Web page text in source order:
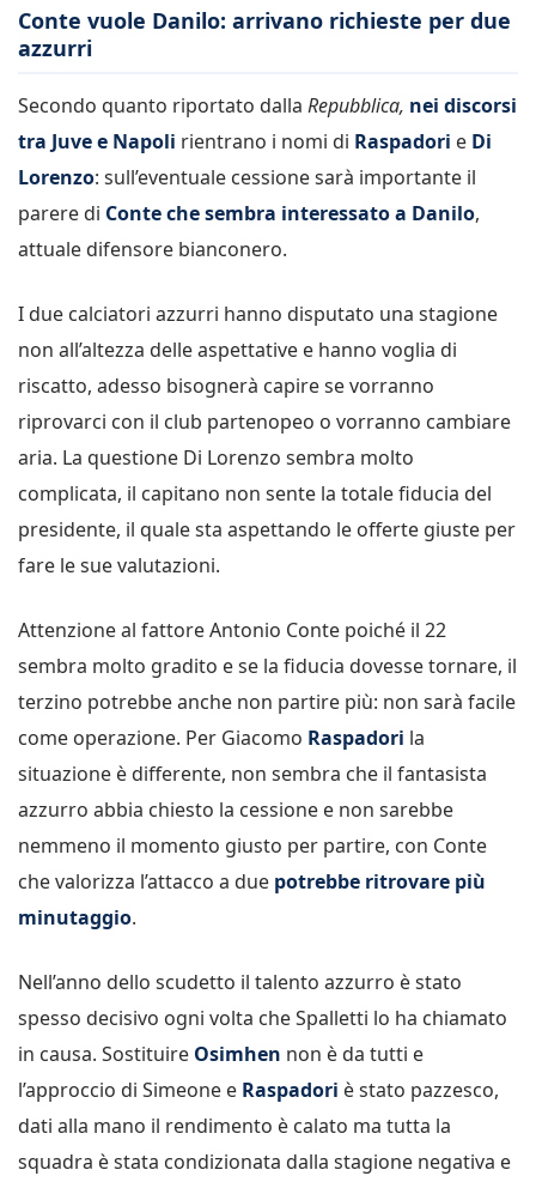
Conte vuole Danilo: arrivano richieste per due
azzurri
Secondo quanto riportato dalla Repubblica, nei discorsi
tra Juve e Napoli rientrano i nomi di Raspadori e Di
Lorenzo: sull’eventuale cessione sarà importante il
parere di Conte che sembra interessato a Danilo,
attuale difensore bianconero.
I due calciatori azzurri hanno disputato una stagione
non all’altezza delle aspettative e hanno voglia di
riscatto, adesso bisognerà capire se vorranno
riprovarci con il club partenopeo o vorranno cambiare
aria. La questione Di Lorenzo sembra molto
complicata, il capitano non sente la totale fiducia del
presidente, il quale sta aspettando le offerte giuste per
fare le sue valutazioni.
Attenzione al fattore Antonio Conte poiché il 22
sembra molto gradito e se la fiducia dovesse tornare, il
terzino potrebbe anche non partire più: non sarà facile
come operazione. Per Giacomo Raspadori la
situazione è differente, non sembra che il fantasista
azzurro abbia chiesto la cessione e non sarebbe
nemmeno il momento giusto per partire, con Conte
che valorizza l’attacco a due potrebbe ritrovare più
minutaggio.
Nell’anno dello scudetto il talento azzurro è stato
spesso decisivo ogni volta che Spalletti lo ha chiamato
in causa. Sostituire Osimhen non è da tutti e
l’approccio di Simeone e Raspadori è stato pazzesco,
dati alla mano il rendimento è calato ma tutta la
squadra è stata condizionata dalla stagione negativa e